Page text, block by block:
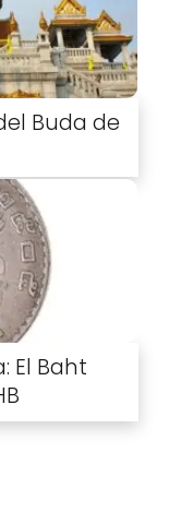
Buda de
El Baht